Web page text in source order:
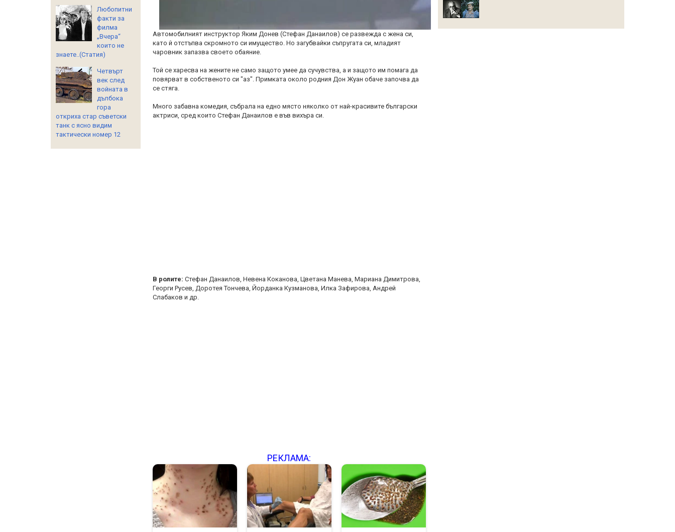
Автомобилният инструктор Яким Донев (Стефан Данаилов) се развежда с жена си,
като й отстъпва скромното си имущество. Но загубвайки съпругата си, младият
чаровник запазва своето обаяние.
Той се харесва на жените не само защото умее да сучувства, а и защото им помага да
повярват в собственото си "аз". Примката около родния Дон Жуан обаче започва да
се стяга.
Много забавна комедия, събрала на едно място няколко от най-красивите български
актриси, сред които Стефан Данаилов е във вихъра си.
В ролите: Стефан Данаилов, Невена Коканова, Цветана Манева, Мариана Димитрова,
Георги Русев, Доротея Тончева, Йорданка Кузманова, Илка Зафирова, Андрей
Слабаков и др.
РЕКЛАМА:
Любопитни
факти за
филма
„Вчера“
които не
знаете..(Статия)
Четвърт
век след
войната в
дълбока
гора
откриха стар съветски
танк с ясно видим
тактически номер 12